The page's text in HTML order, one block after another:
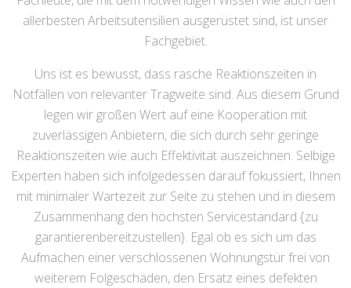
allerbesten Arbeitsutensilien ausgerüstet sind, ist unser
Fachgebiet.
Uns ist es bewusst, dass rasche Reaktionszeiten in
Notfällen von relevanter Tragweite sind. Aus diesem Grund
legen wir großen Wert auf eine Kooperation mit
zuverlässigen Anbietern, die sich durch sehr geringe
Reaktionszeiten wie auch Effektivität auszeichnen. Selbige
Experten haben sich infolgedessen darauf fokussiert, Ihnen
mit minimaler Wartezeit zur Seite zu stehen und in diesem
Zusammenhang den höchsten Servicestandard {zu
garantierenbereitzustellen}. Egal ob es sich um das
Aufmachen einer verschlossenen Wohnungstür frei von
weiterem Folgeschäden, den Ersatz eines defekten